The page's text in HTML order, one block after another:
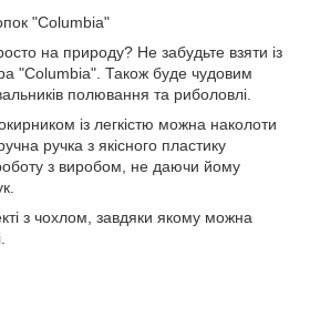
"Columbia"
на природу? Не забудьте взяти із
"Columbia". Також буде чудовим
полювання та риболовлі.
із легкістю можна наколоти
ручка з якісного пластику
з виробом, не даючи йому
з чохлом, завдяки якому можна